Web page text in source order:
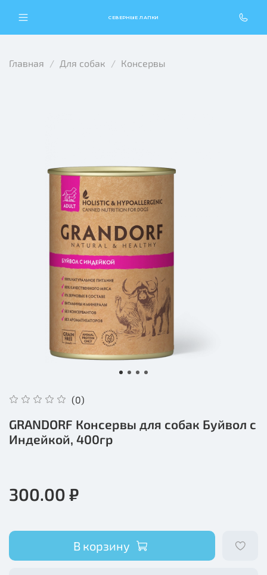
СЕВЕРНЫЕ ЛАПКИ
Главная Для собак Консервы
(0)
GRANDORF Консервы для собак Буйвол с
Индейкой, 400гр
300.00 ₽
В корзину